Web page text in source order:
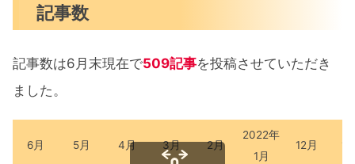
記事数
記事数は6月末現在で509記事を投稿させていただき
ました。
6月 5月 4月 3月 2月
2022年
1月
12月 11